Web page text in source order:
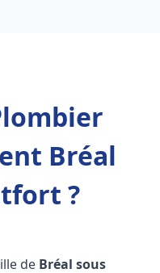
Bréal
?
de Bréal sous